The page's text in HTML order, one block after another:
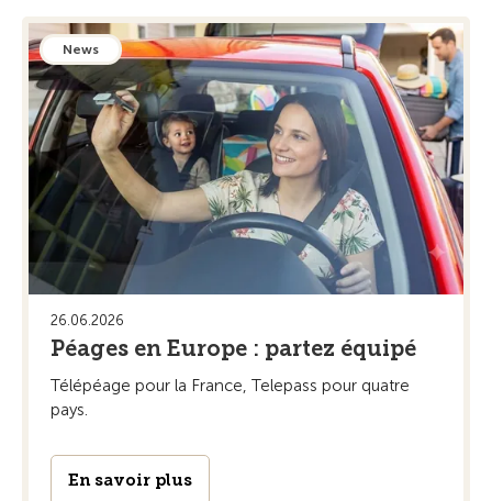
News
26.06.2026
Péages en Europe : partez équipé
Télépéage pour la France, Telepass pour quatre
pays.
En savoir plus